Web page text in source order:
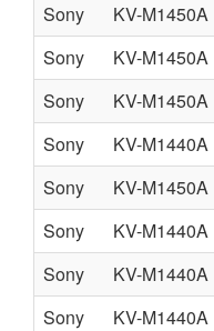
Sony
KV-M1450A
Sony
KV-M1450A
Sony
KV-M1450A
Sony
KV-M1440A
Sony
KV-M1450A
Sony
KV-M1440A
Sony
KV-M1440A
Sony
KV-M1440A